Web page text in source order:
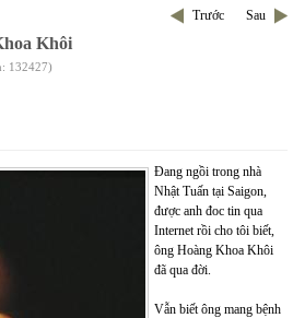
Trước Sau
Khôi
132427)
Đang ngồi trong nhà
Nhật Tuấn tại Saigon,
được anh đoc tin qua
Internet rồi cho tôi biết,
ông Hoàng Khoa Khôi
đã qua đời.
Vẫn biết ông mang bệnh